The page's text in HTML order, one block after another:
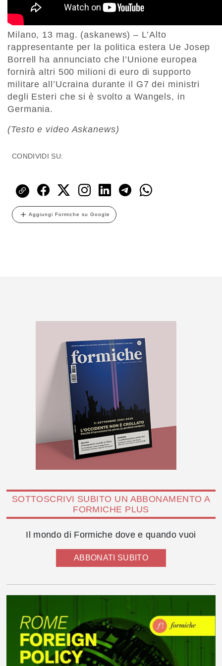
Milano, 13 mag. (askanews) – L’Alto
rappresentante per la politica estera Ue Josep
Borrell ha annunciato che l’Unione europea
fornirà altri 500 milioni di euro di supporto
militare all’Ucraina durante il G7 dei ministri
degli Esteri che si è svolto a Wangels, in
Germania.
(Testo e video Askanews)
CONDIVIDI SU:
Aggiungi Formiche su Google
SOTTOSCRIVI SUBITO UN ABBONAMENTO A
FORMICHE PLUS
Il mondo di Formiche dove e quando vuoi
ABBONATI SUBITO